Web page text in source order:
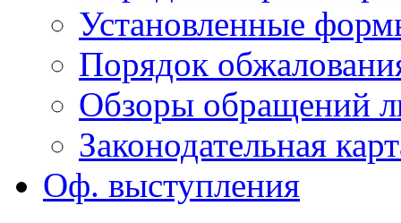
Установленные
Порядок
Обзоры обращений
Законодательная
Оф. выступления